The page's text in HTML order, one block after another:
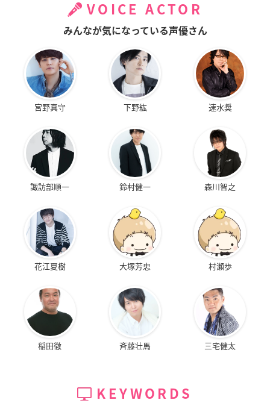
VOICE ACTOR
みんなが気になっている声優さん
宮野真守 下野紘 速水奨
諏訪部順一 鈴村健一 森川智之
花江夏樹 大塚芳忠 村瀬歩
稲田徹 斉藤壮馬 三宅健太
KEYWORDS